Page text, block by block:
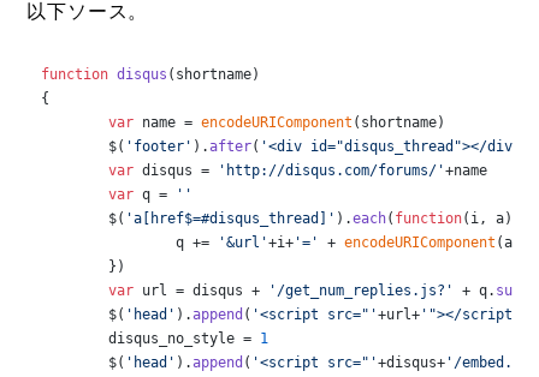
以下ソース。
function disqus ( shortname)
{
var name = encodeURIComponent (shortname)
	$(
'footer' ).after( '<div id="disqus_thread"></div>'
var disqus = 'http://disqus.com/forums/'+name
var q =
''
	$(
'a[href$=#disqus_thread]' ).each( function( i, a){
		q +=
'&url'+i+ '=' + encodeURIComponent (a.
var url = disqus + '/get_num_replies.js?' + q.
	$(
'head' ).append ( '<script src="'+url+ '"></script>'
	disqus_no_style =
1
	$(
'head' ).append ( '<script src="'+disqus+ '/embed.js'